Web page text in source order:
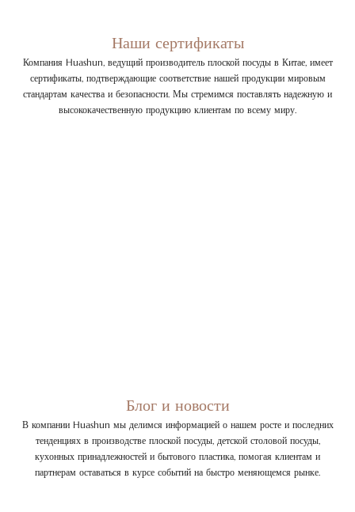
Наши сертификаты
Компания Huashun, ведущий производитель плоской посуды в Китае, имеет
сертификаты, подтверждающие соответствие нашей продукции мировым
стандартам качества и безопасности. Мы стремимся поставлять надежную и
высококачественную продукцию клиентам по всему миру.
Блог и новости
В компании Huashun мы делимся информацией о нашем росте и последних
тенденциях в производстве плоской посуды, детской столовой посуды,
кухонных принадлежностей и бытового пластика, помогая клиентам и
партнерам оставаться в курсе событий на быстро меняющемся рынке.